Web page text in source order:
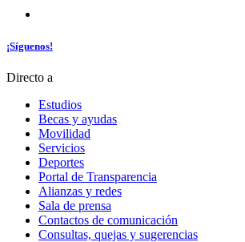
¡Síguenos!
Directo a
Estudios
Becas y ayudas
Movilidad
Servicios
Deportes
Portal de Transparencia
Alianzas y redes
Sala de prensa
Contactos de comunicación
Consultas, quejas y sugerencias